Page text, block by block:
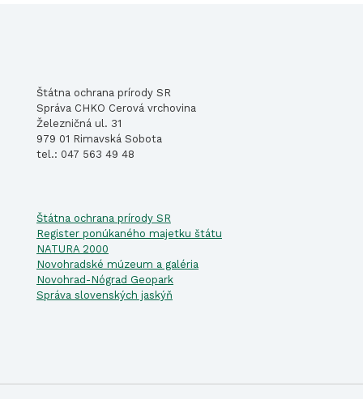
Štátna ochrana prírody SR
Správa CHKO Cerová vrchovina
Železničná ul. 31
979 01 Rimavská Sobota
tel.: 047 563 49 48
Štátna ochrana prírody SR
Register ponúkaného majetku štátu
NATURA 2000
Novohradské múzeum a galéria
Novohrad-Nógrad Geopark
Správa slovenských jaskýň